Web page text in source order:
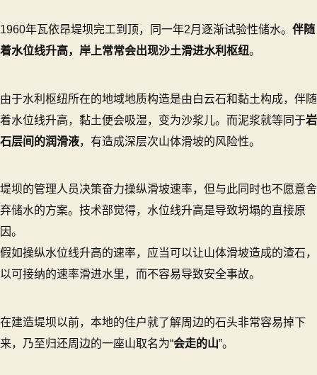
1960年瓦依昂堤坝完工到顶，同一年2月逐渐试验性储水。 伴随
着水位线升高，岸上常常会出现沙土滑进水利枢纽。
由于水利枢纽所在的地域地质构造是由白云石和黏土构成，伴随
着水位线升高，黏土便会吸湿，变为沙浆儿。而泥浆就等同于岩
石层间的润滑液，有造成深层次山体滑坡的风险性。
堤坝的管理人员决策奋力操纵滑坡速率，但与此同时也不愿意舍
弃储水的方案。技术部觉得，水位线升高是导致坍塌的直接原
因。
假如操纵水位线升高的速率，应当可以让山体滑坡造成的渣石，
以可接纳的速率滑进水里，而不容易导致安全事故。
在建造堤坝以前，本地的住户就了解周边的石头非常容易掉下
来，乃至归还周边的一座山取名为“会走的山”。